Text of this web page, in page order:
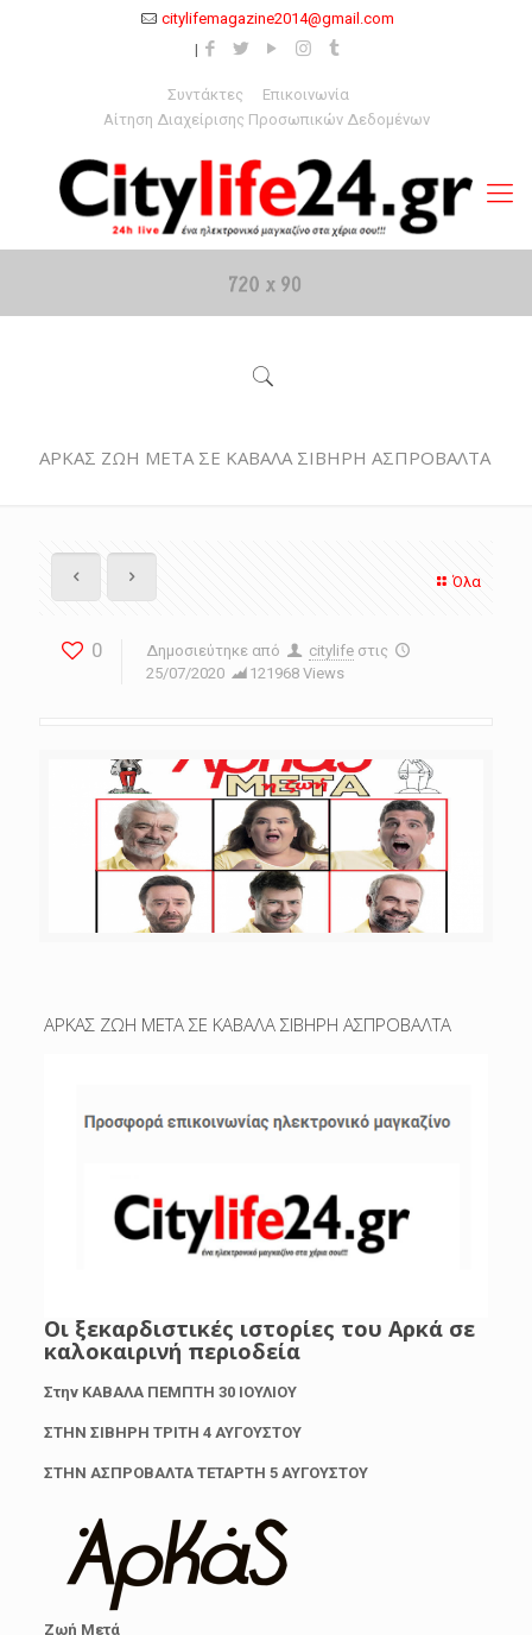
citylifemagazine2014@gmail.com
Συντάκτες
Επικοινωνία
Αίτηση Διαχείρισης Προσωπικών Δεδομένων
ΑΡΚΑΣ ΖΩΗ ΜΕΤΑ ΣΕ ΚΑΒΑΛΑ ΣΙΒΗΡΗ ΑΣΠΡΟΒΑΛΤΑ
Όλα
0 Δημοσιεύτηκε από citylife στις
25/07/2020
121968 Views
ΑΡΚΑΣ ΖΩΗ ΜΕΤΑ ΣΕ ΚΑΒΑΛΑ ΣΙΒΗΡΗ ΑΣΠΡΟΒΑΛΤΑ
Οι ξεκαρδιστικές ιστορίες του Αρκά σε
καλοκαιρινή περιοδεία
Στην ΚΑΒΑΛΑ ΠΕΜΠΤΗ 30 ΙΟΥΛΙΟΥ
ΣΤΗΝ ΣΙΒΗΡΗ ΤΡΙΤΗ 4 ΑΥΓΟΥΣΤΟΥ
ΣΤΗΝ ΑΣΠΡΟΒΑΛΤΑ ΤΕΤΑΡΤΗ 5 ΑΥΓΟΥΣΤΟΥ
Ζωή Μετά